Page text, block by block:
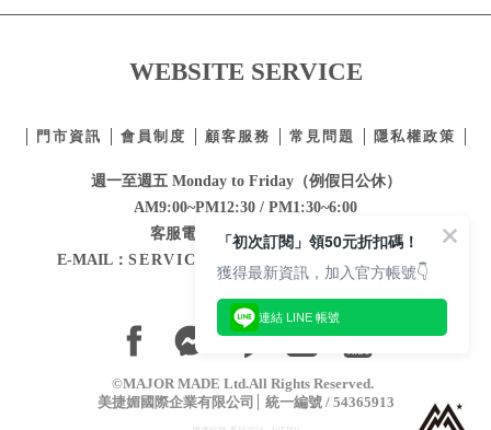
WEBSITE SERVICE
門市資訊 會員制度 顧客服務 常見問題 隱私權政策
週一至週五 Monday to Friday（例假日公休）
AM9:00~PM12:30 / PM1:30~6:00
客服電話：02-2332-0855
E-MAIL： SERVICE@MAJORMADE.COM.TW
©MAJOR MADE Ltd.All Rights Reserved.
美捷媚國際企業有限公司
統一編號 / 54365913
「初次訂閱」領50元折扣碼！
獲得最新資訊，加入官方帳號👇
連結 LINE 帳號